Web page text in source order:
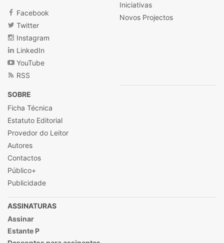
Facebook
Twitter
Instagram
LinkedIn
YouTube
RSS
Iniciativas
Novos Projectos
SOBRE
Ficha Técnica
Estatuto Editorial
Provedor do Leitor
Autores
Contactos
Público+
Publicidade
ASSINATURAS
Assinar
Estante P